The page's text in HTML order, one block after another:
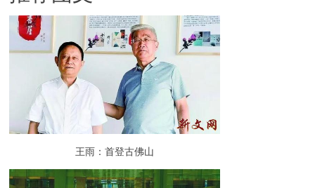
王雨：首登古佛山